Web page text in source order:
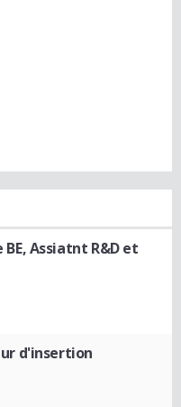
Assiatnt R&D et
d'insertion